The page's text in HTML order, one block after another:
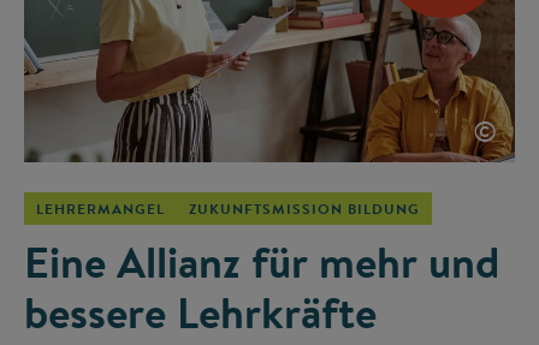
©
LEHRERMANGEL ZUKUNFTSMISSION BILDUNG
Eine Allianz für mehr und
bessere Lehrkräfte